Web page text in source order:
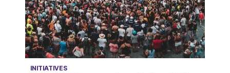
INITIATIVES